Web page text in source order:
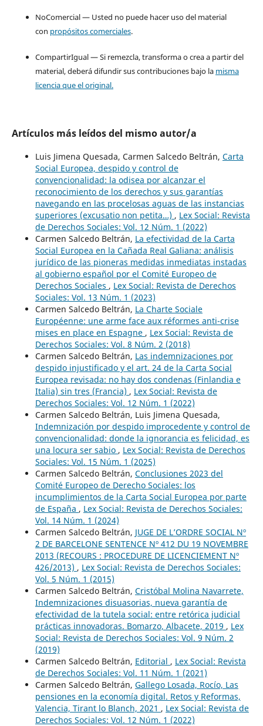
NoComercial — Usted no puede hacer uso del material
con propósitos comerciales.
CompartirIgual — Si remezcla, transforma o crea a partir del
material, deberá difundir sus contribuciones bajo la misma
licencia que el original.
Artículos más leídos del mismo autor/a
Luis Jimena Quesada, Carmen Salcedo Beltrán, Carta
Social Europea, despido y control de
convencionalidad: la odisea por alcanzar el
reconocimiento de los derechos y sus garantías
navegando en las procelosas aguas de las instancias
superiores (excusatio non petita…) , Lex Social: Revista
de Derechos Sociales: Vol. 12 Núm. 1 (2022)
Carmen Salcedo Beltrán, La efectividad de la Carta
Social Europea en la Cañada Real Galiana: análisis
jurídico de las pioneras medidas inmediatas instadas
al gobierno español por el Comité Europeo de
Derechos Sociales , Lex Social: Revista de Derechos
Sociales: Vol. 13 Núm. 1 (2023)
Carmen Salcedo Beltrán, La Charte Sociale
Européenne: une arme face aux réformes anti-crise
mises en place en Espagne , Lex Social: Revista de
Derechos Sociales: Vol. 8 Núm. 2 (2018)
Carmen Salcedo Beltrán, Las indemnizaciones por
despido injustificado y el art. 24 de la Carta Social
Europea revisada: no hay dos condenas (Finlandia e
Italia) sin tres (Francia) , Lex Social: Revista de
Derechos Sociales: Vol. 12 Núm. 1 (2022)
Carmen Salcedo Beltrán, Luis Jimena Quesada,
Indemnización por despido improcedente y control de
convencionalidad: donde la ignorancia es felicidad, es
una locura ser sabio , Lex Social: Revista de Derechos
Sociales: Vol. 15 Núm. 1 (2025)
Carmen Salcedo Beltrán, Conclusiones 2023 del
Comité Europeo de Derecho Sociales: los
incumplimientos de la Carta Social Europea por parte
de España , Lex Social: Revista de Derechos Sociales:
Vol. 14 Núm. 1 (2024)
Carmen Salcedo Beltrán, JUGE DE L’ORDRE SOCIAL Nº
2 DE BARCELONE SENTENCE Nº 412 DU 19 NOVEMBRE
2013 (RECOURS : PROCEDURE DE LICENCIEMENT Nº
426/2013) , Lex Social: Revista de Derechos Sociales:
Vol. 5 Núm. 1 (2015)
Carmen Salcedo Beltrán, Cristóbal Molina Navarrete,
Indemnizaciones disuasorias, nueva garantía de
efectividad de la tutela social: entre retórica judicial
prácticas innovadoras. Bomarzo, Albacete, 2019 , Lex
Social: Revista de Derechos Sociales: Vol. 9 Núm. 2
(2019)
Carmen Salcedo Beltrán, Editorial , Lex Social: Revista
de Derechos Sociales: Vol. 11 Núm. 1 (2021)
Carmen Salcedo Beltrán, Gallego Losada, Rocío, Las
pensiones en la economía digital. Retos y Reformas,
Valencia, Tirant lo Blanch, 2021 , Lex Social: Revista de
Derechos Sociales: Vol. 12 Núm. 1 (2022)